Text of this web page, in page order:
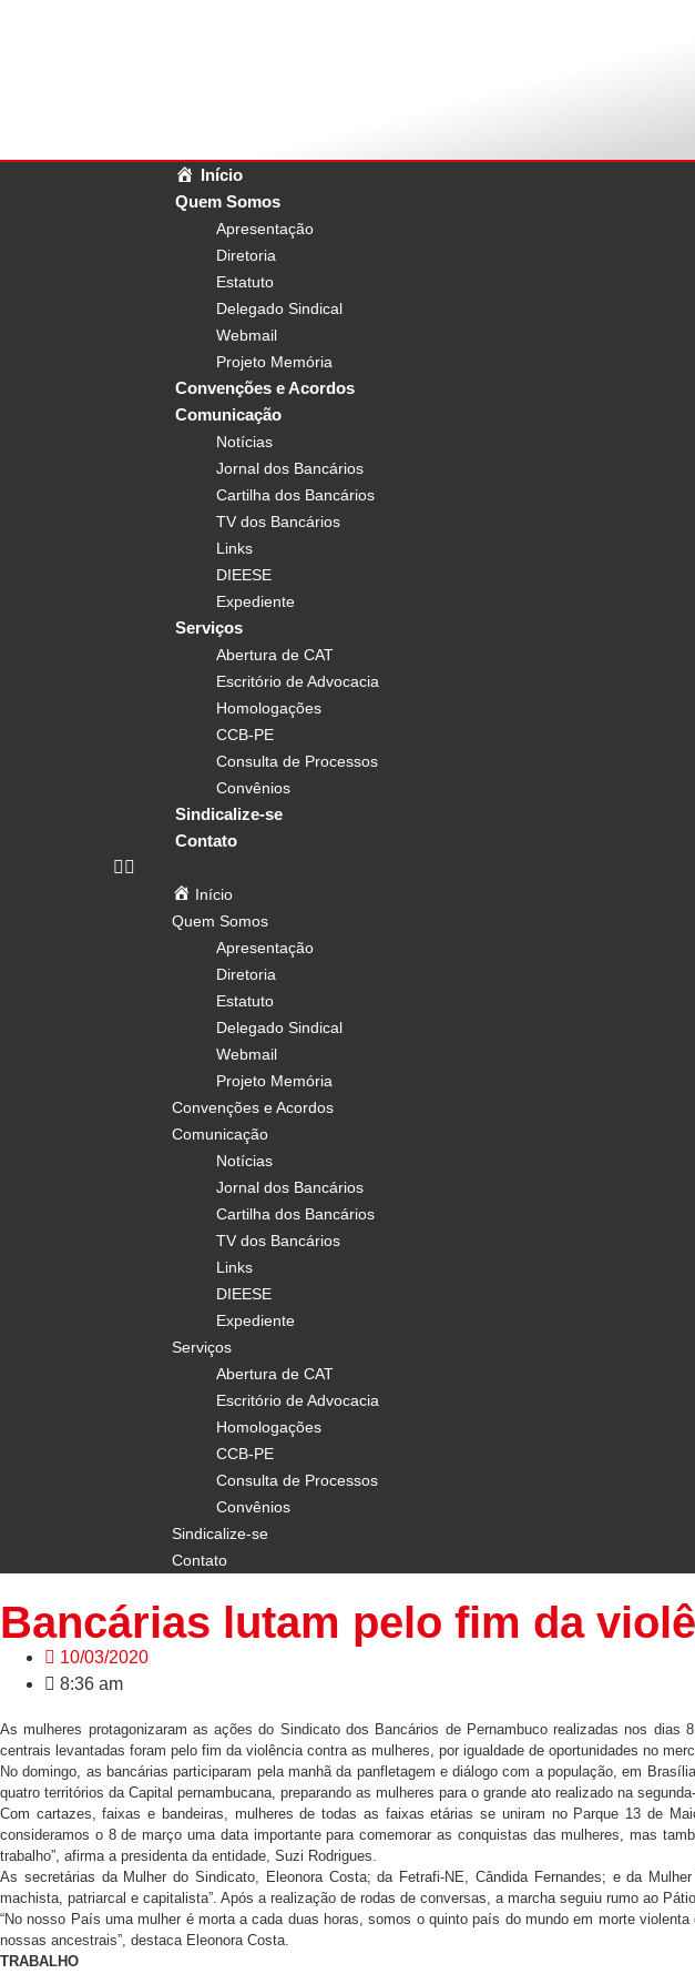
Início
Quem Somos
Apresentação
Diretoria
Estatuto
Delegado Sindical
Webmail
Projeto Memória
Convenções e Acordos
Comunicação
Notícias
Jornal dos Bancários
Cartilha dos Bancários
TV dos Bancários
Links
DIEESE
Expediente
Serviços
Abertura de CAT
Escritório de Advocacia
Homologações
CCB-PE
Consulta de Processos
Convênios
Sindicalize-se
Contato
Início
Quem Somos
Apresentação
Diretoria
Estatuto
Delegado Sindical
Webmail
Projeto Memória
Convenções e Acordos
Comunicação
Notícias
Jornal dos Bancários
Cartilha dos Bancários
TV dos Bancários
Links
DIEESE
Expediente
Serviços
Abertura de CAT
Escritório de Advocacia
Homologações
CCB-PE
Consulta de Processos
Convênios
Sindicalize-se
Contato
Bancárias lutam pelo fim da
10/03/2020
8:36 am
As mulheres protagonizaram as ações do Sindicato dos Bancários de Pernambuco realizadas nos
centrais levantadas foram pelo fim da violência contra as mulheres, por igualdade de oportunidades no
No domingo, as bancárias participaram pela manhã da panfletagem e diálogo com a população, em
quatro territórios da Capital pernambucana, preparando as mulheres para o grande ato realizado na
Com cartazes, faixas e bandeiras, mulheres de todas as faixas etárias se uniram no Parque 13 de
consideramos o 8 de março uma data importante para comemorar as conquistas das mulheres, mas
trabalho”, afirma a presidenta da entidade, Suzi Rodrigues.
As secretárias da Mulher do Sindicato, Eleonora Costa; da Fetrafi-NE, Cândida Fernandes; e da
machista, patriarcal e capitalista”. Após a realização de rodas de conversas, a marcha seguiu rumo ao
“No nosso País uma mulher é morta a cada duas horas, somos o quinto país do mundo em morte
nossas ancestrais”, destaca Eleonora Costa.
TRABALHO